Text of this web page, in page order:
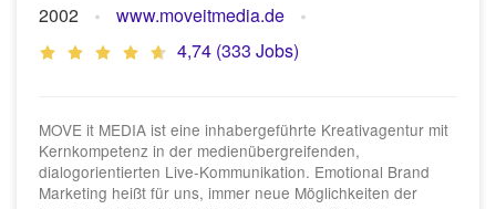
2002
www.moveitmedia.de
4,74 (333 Jobs)
MOVE it MEDIA ist eine inhabergeführte Kreativagentur mit
Kernkompetenz in der medienübergreifenden,
dialogorientierten Live-Kommunikation. Emotional Brand
Marketing heißt für uns, immer neue Möglichkeiten der